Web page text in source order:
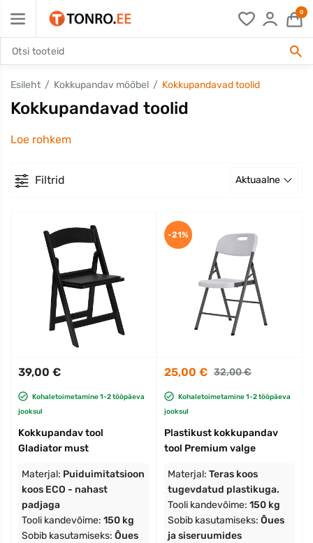
0
Esileht Kokkupandav mööbel Kokkupandavad toolid
Kokkupandavad toolid
Loe rohkem
Filtrid Aktuaalne
39,00 €
Kohaletoimetamine 1-2 tööpäeva
jooksul
Kokkupandav tool
Gladiator must
Materjal: Puiduimitatsioon
koos ECO - nahast
padjaga
Tooli kandevõime: 150 kg
Sobib kasutamiseks: Õues
25,00 € 32,00 €
Kohaletoimetamine 1-2 tööpäeva
jooksul
Plastikust kokkupandav
tool Premium valge
Materjal: Teras koos
tugevdatud plastikuga.
Tooli kandevõime: 150 kg
Sobib kasutamiseks: Õues
ja siseruumides
-21%